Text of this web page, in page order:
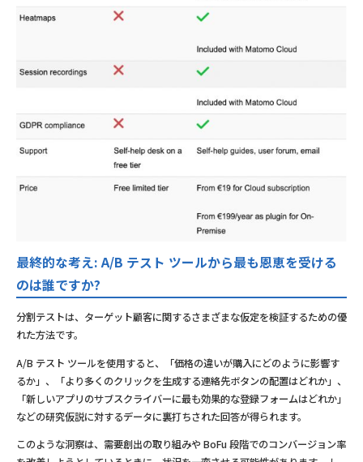
最終的な考え: A/B テスト ツールから最も恩恵を受ける
のは誰ですか?
分割テストは、ターゲット顧客に関するさまざまな仮定を検証するための優
れた方法です。
A/B テスト ツールを使用すると、「価格の違いが購入にどのように影響す
るか」、「より多くのクリックを生成する連絡先ボタンの配置はどれか」、
「新しいアプリのサブスクライバーに最も効果的な登録フォームはどれか」
などの研究仮説に対するデータに裏打ちされた回答が得られます。
このような洞察は、需要創出の取り組みや BoFu 段階でのコンバージョン率